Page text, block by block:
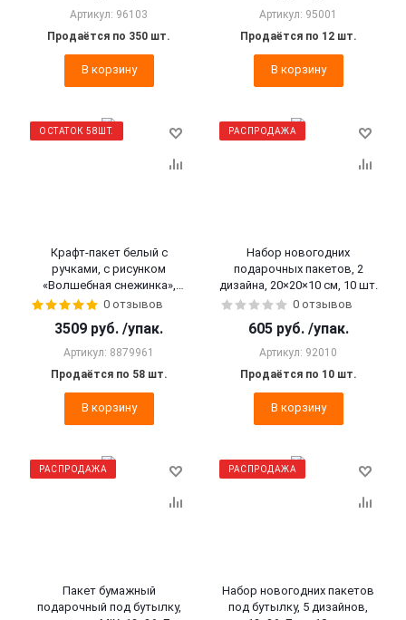
Артикул: 96103
Продаётся по 350 шт.
В корзину
Артикул: 95001
Продаётся по 12 шт.
В корзину
ОСТАТОК 58ШТ.
Крафт-пакет белый с
ручками, с рисунком
«Волшебная снежинка»,
17×9×22 см, 58 шт.
0 отзывов
3509 руб. /упак.
Артикул: 8879961
Продаётся по 58 шт.
В корзину
РАСПРОДАЖА
Набор новогодних
подарочных пакетов, 2
дизайна, 20×20×10 см, 10 шт.
0 отзывов
605 руб. /упак.
Артикул: 92010
Продаётся по 10 шт.
В корзину
РАСПРОДАЖА
Пакет бумажный
подарочный под бутылку,
РАСПРОДАЖА
Набор новогодних пакетов
под бутылку, 5 дизайнов,